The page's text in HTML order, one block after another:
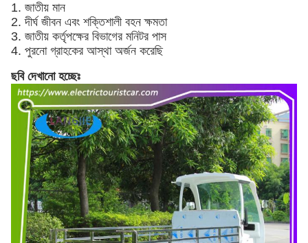
1. জাতীয় মান
2. দীর্ঘ জীবন এবং শক্তিশালী বহন ক্ষমতা
3. জাতীয় কর্তৃপক্ষের বিভাগের মনিটর পাস
4. পুরনো গ্রাহকের আস্থা অর্জন করেছি
ছবি দেখানো হচ্ছেঃ